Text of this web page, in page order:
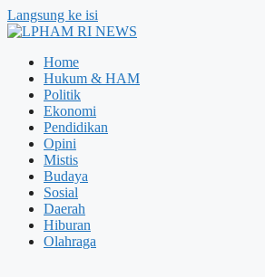
Langsung ke isi
Home
Hukum & HAM
Politik
Ekonomi
Pendidikan
Opini
Mistis
Budaya
Sosial
Daerah
Hiburan
Olahraga